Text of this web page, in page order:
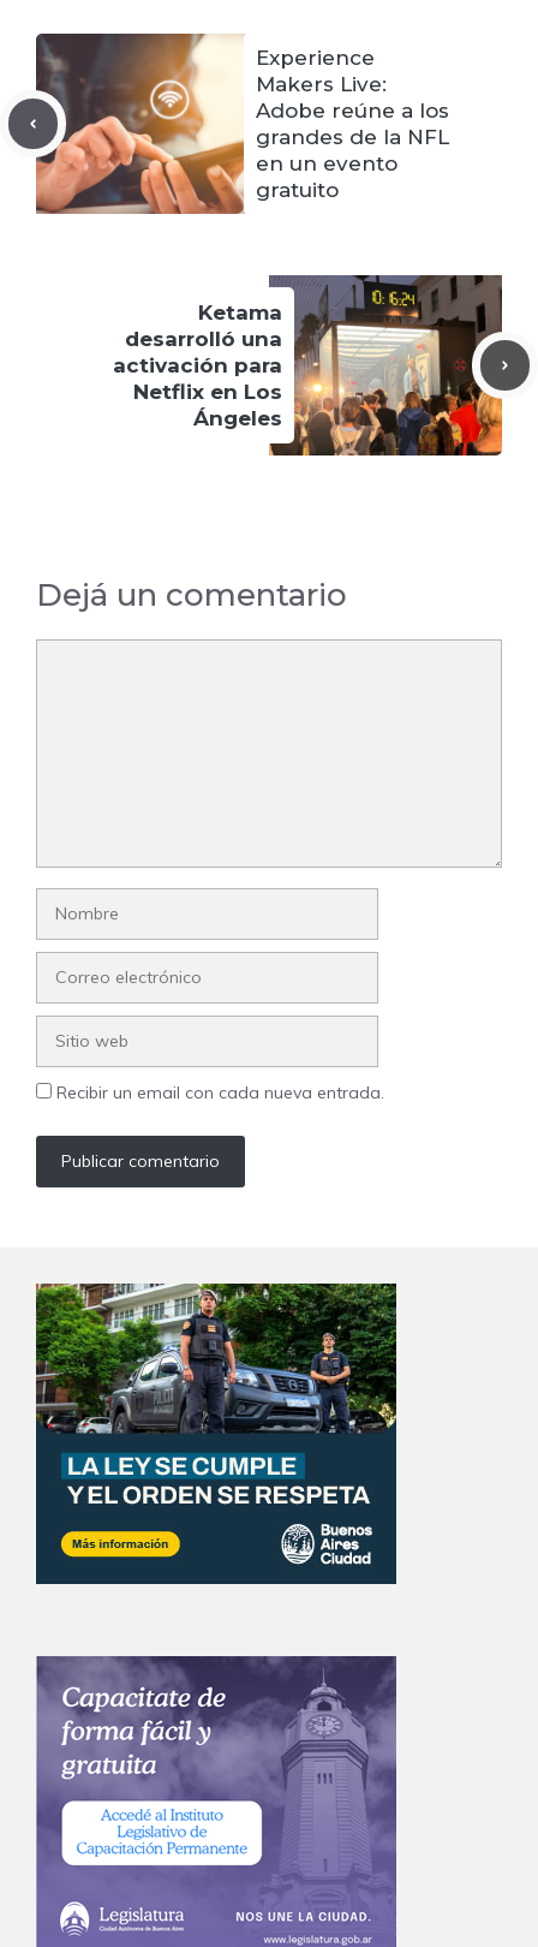
Experience
Makers Live:
Adobe reúne a los
grandes de la NFL
en un evento
gratuito
Ketama
desarrolló una
activación para
Netflix en Los
Ángeles
Dejá un comentario
Recibir un email con cada nueva entrada.